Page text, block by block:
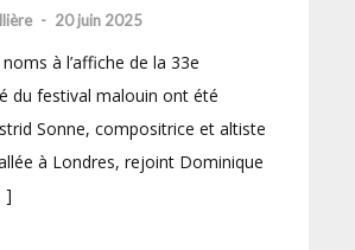
- 20 juin 2025
à l’affiche de la 33e
du festival malouin ont été
Sonne, compositrice et altiste
à Londres, rejoint Dominique
]